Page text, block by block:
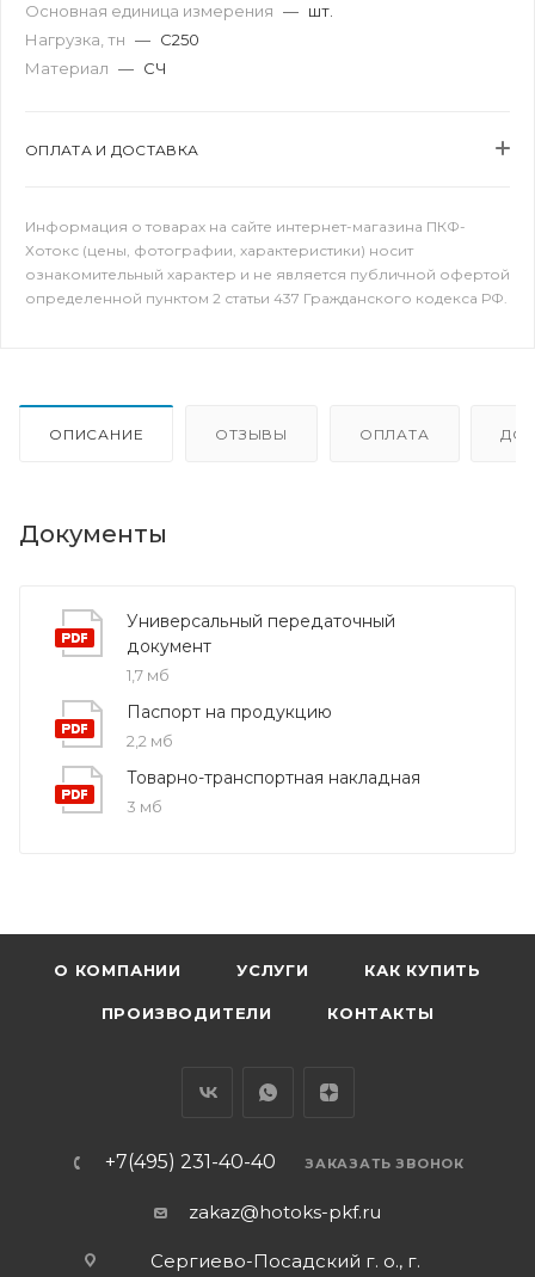
Основная единица измерения — шт.
Нагрузка, тн — C250
Материал — СЧ
ОПЛАТА И ДОСТАВКА
Информация о товарах на сайте интернет-магазина ПКФ-
Хотокс (цены, фотографии, характеристики) носит
ознакомительный характер и не является публичной офертой
определенной пунктом 2 статьи 437 Гражданского кодекса РФ.
ОПИСАНИЕ ОТЗЫВЫ ОПЛАТА
Документы
Универсальный передаточный
документ
1,7 мб
Паспорт на продукцию
2,2 мб
Товарно-транспортная накладная
3 мб
О КОМПАНИИ УСЛУГИ КАК КУПИТЬ
ПРОИЗВОДИТЕЛИ КОНТАКТЫ
+7(495) 231-40-40 ЗАКАЗАТЬ ЗВОНОК
zakaz@hotoks-pkf.ru
Сергиево-Посадский г. о., г.